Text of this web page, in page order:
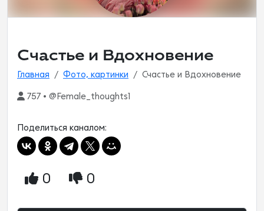
Счастье и Вдохновение
Главная Фото, картинки Счастье и Вдохновение
757 • @Female_thoughts1
Поделиться каналом:
0 0